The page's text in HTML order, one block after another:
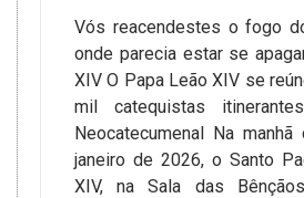
Vós reacendestes o fogo
onde parecia estar se
XIV O Papa Leão XIV se
mil catequistas
Neocatecumenal Na
janeiro de 2026, o Santo
XIV, na Sala das